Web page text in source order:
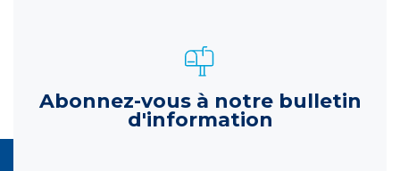
Abonnez-vous à notre bulletin
d'information